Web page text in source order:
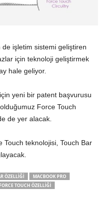
işletim sistemi geliştiren
için teknoloji geliştirmek
hale geliyor.
için yeni bir patent başvurusu
Force Touch
de yer alacak.
Touch teknolojisi, Touch Bar
ÖZELLIĞI
MACBOOK PRO
TOUCH ÖZELLIĞI